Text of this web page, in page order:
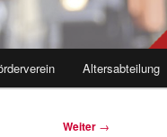
Altersabteilung
Weiter →